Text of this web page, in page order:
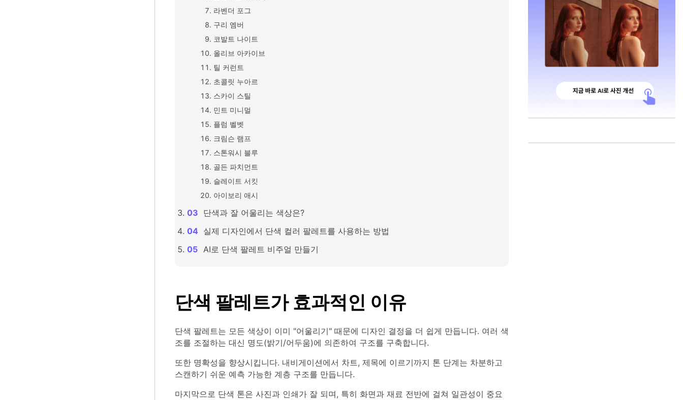
라벤더 포그
구리 엠버
코발트 나이트
올리브 아카이브
틸 커런트
초콜릿 누아르
스카이 스틸
민트 미니멀
플럼 벨벳
크림슨 램프
스톤워시 블루
골든 파치먼트
슬레이트 서킷
아이보리 애시
단색과 잘 어울리는 색상은?
실제 디자인에서 단색 컬러 팔레트를 사용하는 방법
AI로 단색 팔레트 비주얼 만들기
단색 팔레트가 효과적인 이유
단색 팔레트는 모든 색상이 이미 "어울리기" 때문에 디자인 결정을 더 쉽게 만듭니다. 여러 색
조를 조절하는 대신 명도(밝기/어두움)에 의존하여 구조를 구축합니다.
또한 명확성을 향상시킵니다. 내비게이션에서 차트, 제목에 이르기까지 톤 단계는 차분하고
스캔하기 쉬운 예측 가능한 계층 구조를 만듭니다.
마지막으로 단색 톤은 사진과 인쇄가 잘 되며, 특히 화면과 재료 전반에 걸쳐 일관성이 중요